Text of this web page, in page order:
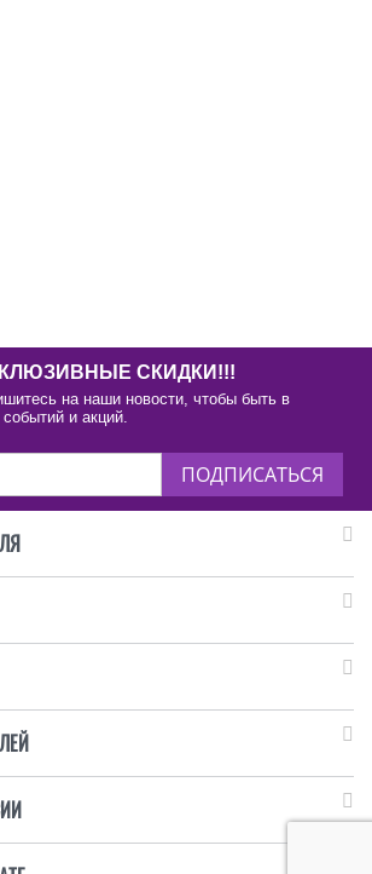
СКИДКИ!!!
на наши новости, чтобы быть в
событий и акций.
ПОДПИСАТЬСЯ